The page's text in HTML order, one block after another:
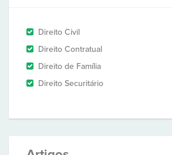
Direito Civil
Direito Contratual
Direito de Família
Direito Securitário